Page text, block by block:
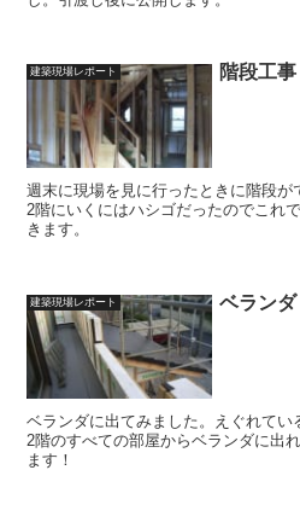
建築現場レポート 階段工事
週末に現場を見に行ったときに階段が
2階にいくにはハシゴだったのでこれ
きます。
建築現場レポート ベランダ
ベランダに出てみました。えぐれてい
2階のすべての部屋からベランダに出
ます！